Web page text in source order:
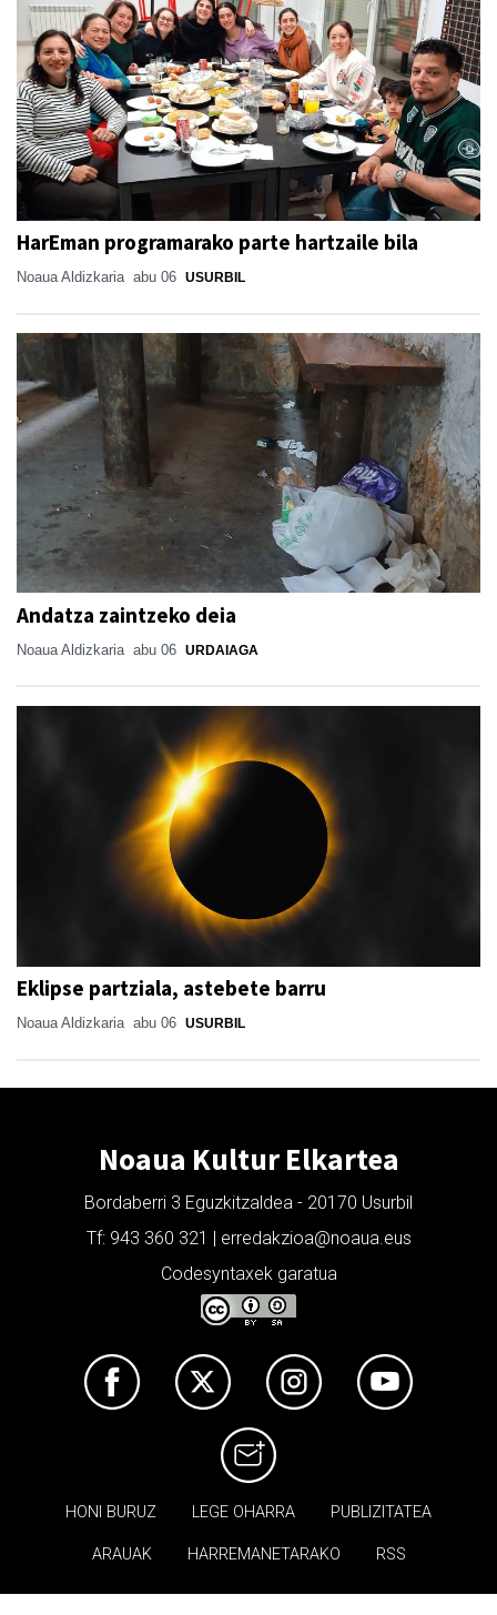
HarEman programarako parte hartzaile bila
Noaua Aldizkaria abu 06 USURBIL
Andatza zaintzeko deia
Noaua Aldizkaria abu 06 URDAIAGA
Eklipse partziala, astebete barru
Noaua Aldizkaria abu 06 USURBIL
Noaua Kultur Elkartea
Bordaberri 3 Eguzkitzaldea - 20170 Usurbil
Tf: 943 360 321 | erredakzioa@noaua.eus
Codesyntaxek garatua
HONI BURUZ LEGE OHARRA PUBLIZITATEA
ARAUAK HARREMANETARAKO RSS